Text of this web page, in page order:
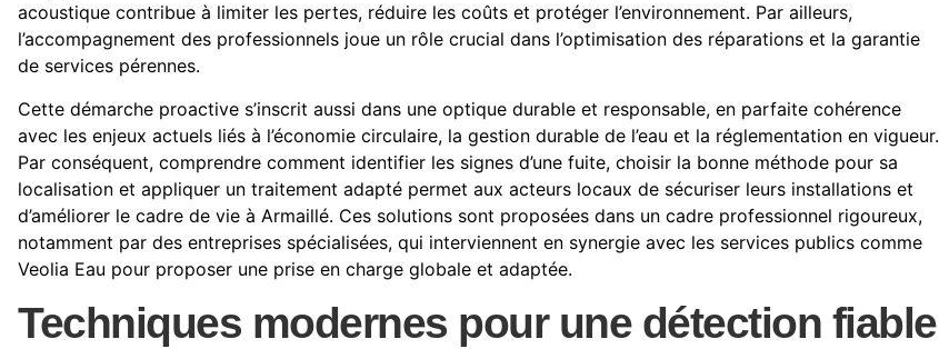
acoustique contribue à limiter les pertes, réduire les coûts et protéger l’environnement. Par ailleurs,
l’accompagnement des professionnels joue un rôle crucial dans l’optimisation des réparations et la garantie
de services pérennes.
Cette démarche proactive s’inscrit aussi dans une optique durable et responsable, en parfaite cohérence
avec les enjeux actuels liés à l’économie circulaire, la gestion durable de l’eau et la réglementation en vigueur.
Par conséquent, comprendre comment identifier les signes d’une fuite, choisir la bonne méthode pour sa
localisation et appliquer un traitement adapté permet aux acteurs locaux de sécuriser leurs installations et
d’améliorer le cadre de vie à Armaillé. Ces solutions sont proposées dans un cadre professionnel rigoureux,
notamment par des entreprises spécialisées, qui interviennent en synergie avec les services publics comme
Veolia Eau pour proposer une prise en charge globale et adaptée.
Techniques modernes pour une détection fiable